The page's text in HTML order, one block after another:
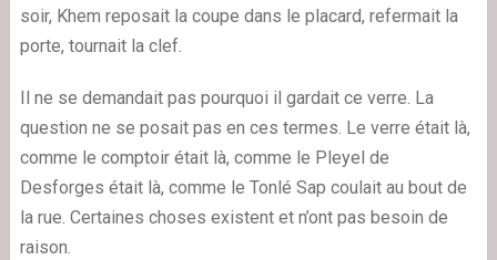
soir, Khem reposait la coupe dans le placard, refermait la
porte, tournait la clef.
Il ne se demandait pas pourquoi il gardait ce verre. La
question ne se posait pas en ces termes. Le verre était là,
comme le comptoir était là, comme le Pleyel de
Desforges était là, comme le Tonlé Sap coulait au bout de
la rue. Certaines choses existent et n’ont pas besoin de
raison.